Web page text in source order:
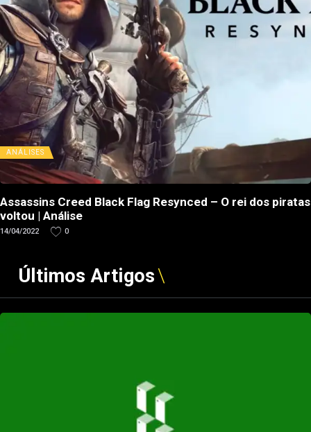
ANÁLISES
Assassins Creed Black Flag Resynced – O rei dos piratas
voltou | Análise
14/04/2022 0
Últimos Artigos